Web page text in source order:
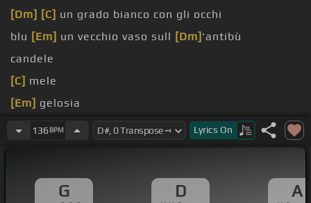
[Dm] [C] un grado bianco con gli occhi
blu [Em] un vecchio vaso sull [Dm] 'antibù
candele
[C] mele
[Em] gelosia
'allegria
136 BPM Lyrics On
G D A